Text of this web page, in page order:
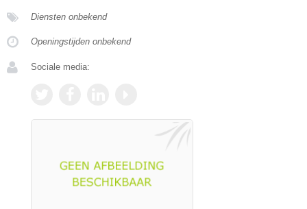
Diensten onbekend
Openingstijden onbekend
Sociale media: